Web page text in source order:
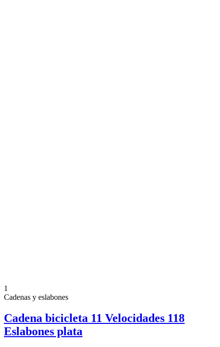
1
Cadenas y eslabones
Cadena bicicleta 11 Velocidades 118
Eslabones plata